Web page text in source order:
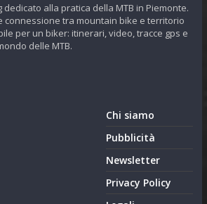
dedicato alla pratica della MTB in Piemonte.
connessione tra mountain bike e territorio
per un biker: itinerari, video, tracce gps e
delle MTB.
Chi siamo
Pubblicità
Newsletter
Privacy Policy